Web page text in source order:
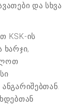
და სხვა
KSK-ის